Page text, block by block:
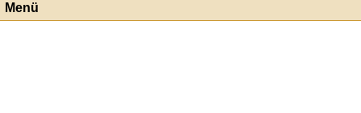
Menü